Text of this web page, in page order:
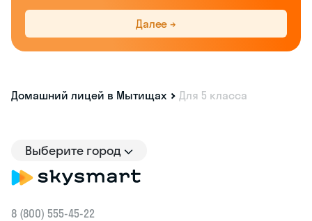
Далее →
Домашний лицей в Мытищах Для 5 класса
Выберите город
8 (800) 555‑45-22